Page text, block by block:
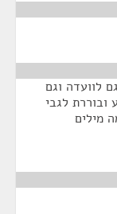
לוועדה וגם
ובוררת לגבי
מילים